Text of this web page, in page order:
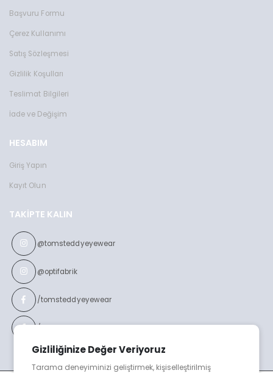
Gizliliğinize Değer Veriyoruz
Tarama deneyiminizi geliştirmek, kişiselleştirilmiş
Başvuru Formu
Çerez Kullanımı
Satış Sözleşmesi
Gizlilik Koşulları
Teslimat Bilgileri
İade ve Değişim
HESABIM
Giriş Yapın
Kayıt Olun
TAKIPTE KALIN
@tomsteddyeyewear
@optifabrik
/tomsteddyeyewear
/optifabrikeyewear